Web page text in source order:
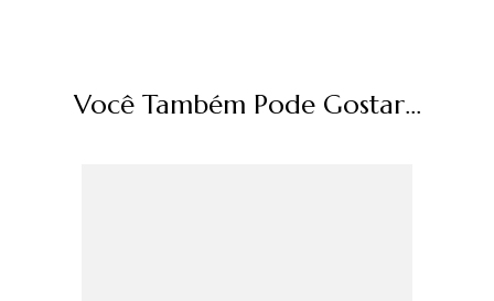
Você Também Pode Gostar...